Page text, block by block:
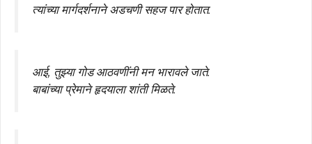
त्यांच्या मार्गदर्शनाने अडचणी सहज पार होतात.
आई, तुझ्या गोड आठवणींनी मन भारावले जाते.
बाबांच्या प्रेमाने हृदयाला शांती मिळते.